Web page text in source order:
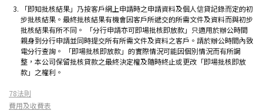
「即知批核結果」乃按客戶網上申請時之申請資料及個人信貸記錄而定的初
步批核結果。最終批核結果有機會因客戶所遞交的所需文件及資料而與初步
批核結果有所不同。 「分行申請亦可即場批核即放款」只適用於辦公時間
親身到分行申請並同時提交所有所需文件及資料之客戶。請於辦公時間內致
電分行查詢。 「即場批核即放款」的實際情況可能因個別情況而有所調
整，本公司保留批核貸款之最終決定權及隨時終止或更改「即場批核即放
款」之權利。
78法則
費用及收費表